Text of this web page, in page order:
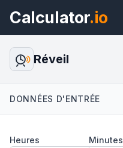
Calculator.io
Réveil
DONNÉES D'ENTRÉE
Heures Minutes